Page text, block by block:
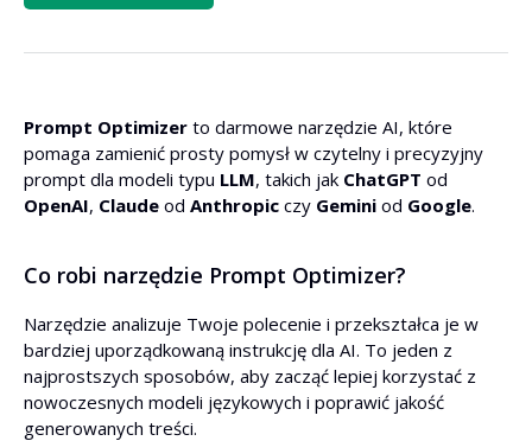
Prompt Optimizer to darmowe narzędzie AI, które
pomaga zamienić prosty pomysł w czytelny i precyzyjny
prompt dla modeli typu LLM, takich jak ChatGPT od
OpenAI, Claude od Anthropic czy Gemini od Google.
Co robi narzędzie Prompt Optimizer?
Narzędzie analizuje Twoje polecenie i przekształca je w
bardziej uporządkowaną instrukcję dla AI. To jeden z
najprostszych sposobów, aby zacząć lepiej korzystać z
nowoczesnych modeli językowych i poprawić jakość
generowanych treści.